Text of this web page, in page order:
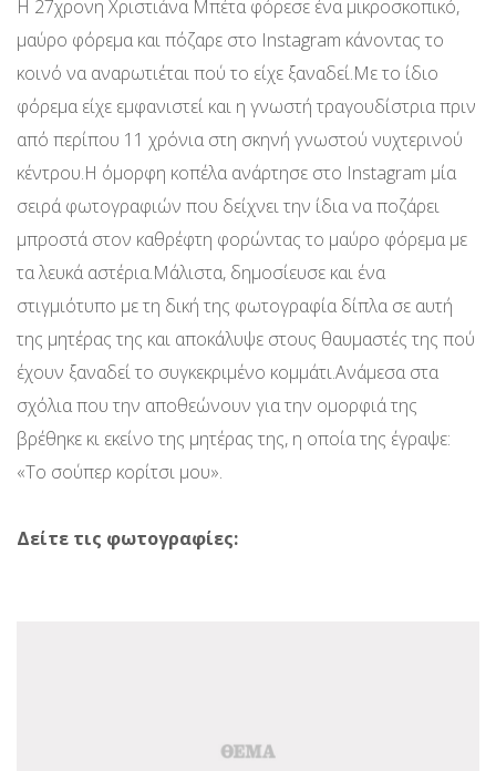
Η 27χρονη Χριστιάνα Μπέτα φόρεσε ένα μικροσκοπικό,
μαύρο φόρεμα και πόζαρε στο Instagram κάνοντας το
κοινό να αναρωτιέται πού το είχε ξαναδεί.Με το ίδιο
φόρεμα είχε εμφανιστεί και η γνωστή τραγουδίστρια πριν
από περίπου 11 χρόνια στη σκηνή γνωστού νυχτερινού
κέντρου.Η όμορφη κοπέλα ανάρτησε στο Instagram μία
σειρά φωτογραφιών που δείχνει την ίδια να ποζάρει
μπροστά στον καθρέφτη φορώντας το μαύρο φόρεμα με
τα λευκά αστέρια.Μάλιστα, δημοσίευσε και ένα
στιγμιότυπο με τη δική της φωτογραφία δίπλα σε αυτή
της μητέρας της και αποκάλυψε στους θαυμαστές της πού
έχουν ξαναδεί το συγκεκριμένο κομμάτι.Ανάμεσα στα
σχόλια που την αποθεώνουν για την ομορφιά της
βρέθηκε κι εκείνο της μητέρας της, η οποία της έγραψε:
«Το σούπερ κορίτσι μου».
Δείτε τις φωτογραφίες: